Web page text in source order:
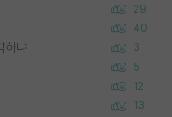
29
40
하냐 3
5
12
13